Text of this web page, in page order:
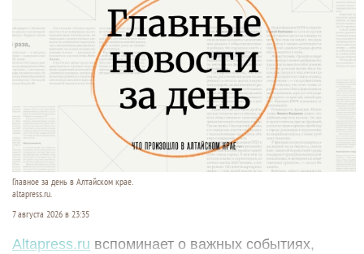
Главное за день в Алтайском крае.
altapress.ru.
7 августа 2026 в 23:35
Altapress.ru вспоминает о важных событиях,